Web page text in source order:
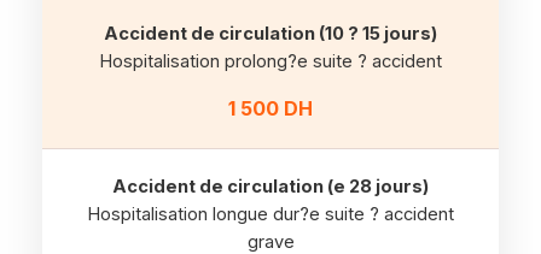
Accident de circulation (10 ? 15 jours)
Hospitalisation prolong?e suite ? accident
1 500 DH
Accident de circulation (e 28 jours)
Hospitalisation longue dur?e suite ? accident
grave